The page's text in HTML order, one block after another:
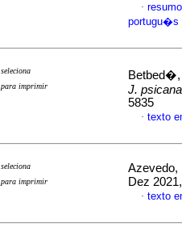
·
portugu�s
seleciona
para imprimir
Betbed�,
J.
5835
· texto
seleciona
para imprimir
Azevedo,
Dez
· texto